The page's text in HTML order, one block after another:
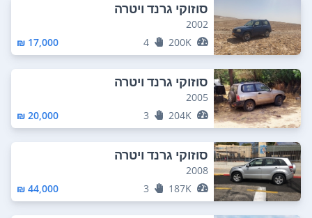
סוזוקי גרנד ויטרה
2002
200K
4
17,000 ₪
סוזוקי גרנד ויטרה
2005
204K
3
20,000 ₪
סוזוקי גרנד ויטרה
2008
187K
3
44,000 ₪